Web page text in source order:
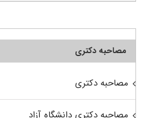
مصاحبه دکتری
مصاحبه دکتری
مصاحبه دکتری دانشگاه آزاد